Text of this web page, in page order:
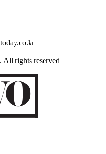
. All rights reserved